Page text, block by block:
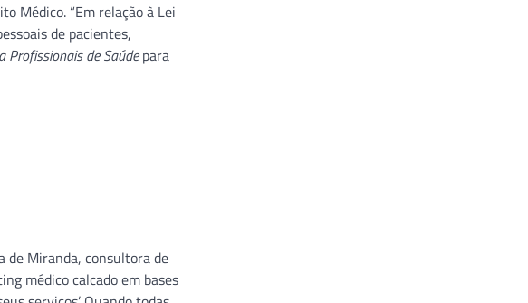
Médico. “Em relação à Lei
de pacientes,
Profissionais de Saúdepara
de Miranda, consultora de
médico calcado em bases